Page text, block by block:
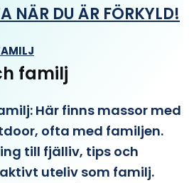
NÄR DU ÄR FÖRKYLD!
familj
Här finns massor med
ofta med familjen.
till fjälliv, tips och
uteliv som familj.